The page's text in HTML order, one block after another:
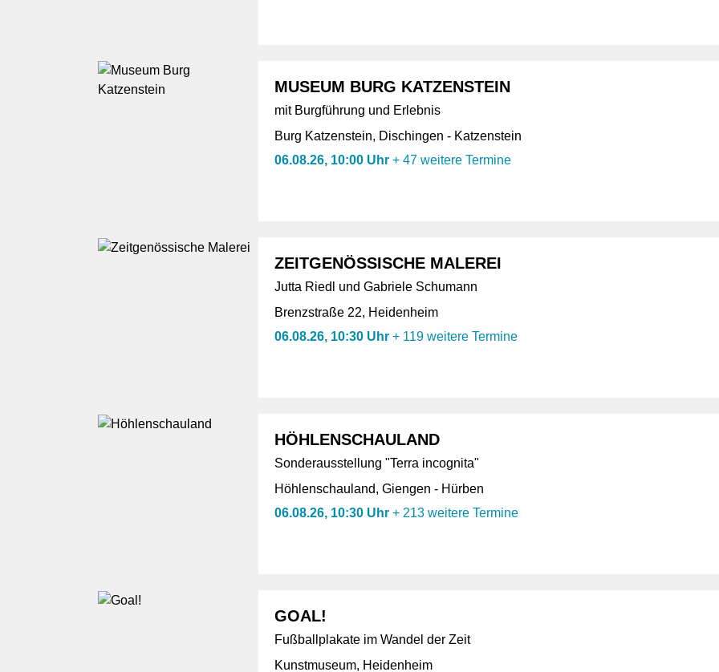
MUSEUM BURG KATZENSTEIN
mit Burgführung und Erlebnis
Burg Katzenstein, Dischingen - Katzenstein
06.08.26, 10:00 Uhr + 47 weitere Termine
ZEITGENÖSSISCHE MALEREI
Jutta Riedl und Gabriele Schumann
Brenzstraße 22, Heidenheim
06.08.26, 10:30 Uhr + 119 weitere Termine
HÖHLENSCHAULAND
Sonderausstellung "Terra incognita"
Höhlenschauland, Giengen - Hürben
06.08.26, 10:30 Uhr + 213 weitere Termine
GOAL!
Fußballplakate im Wandel der Zeit
Kunstmuseum, Heidenheim